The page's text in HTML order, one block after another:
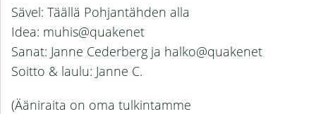
Sävel: Täällä Pohjantähden alla
Idea: muhis@quakenet
Sanat: Janne Cederberg ja halko@quakenet
Soitto & laulu: Janne C.
(Ääniraita on oma tulkintamme